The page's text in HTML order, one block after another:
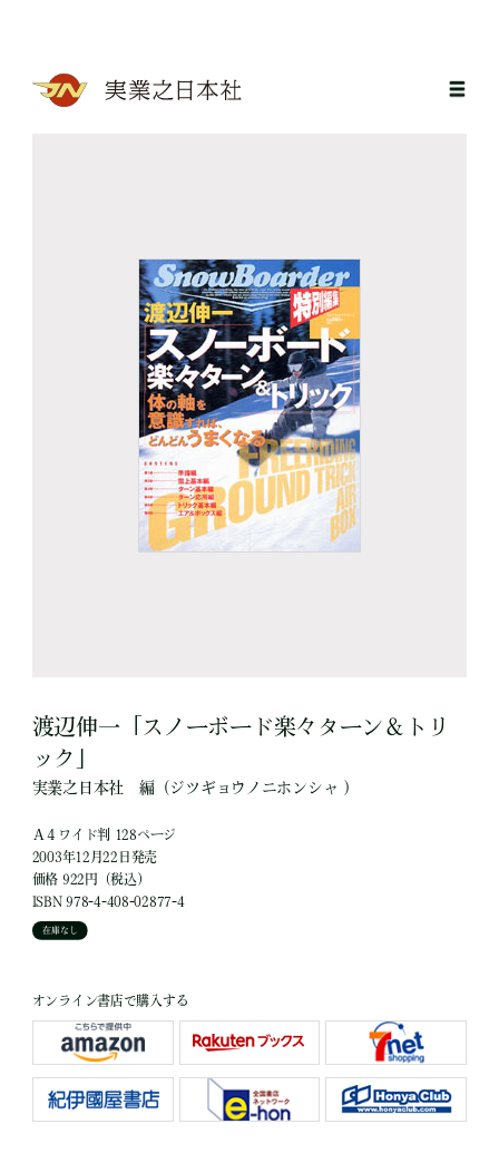
渡辺伸一「スノーボード楽々ターン＆トリ
ック」
実業之日本社 編（ジツギョウノニホンシャ ）
Ａ４ワイド判 128ページ
2003年12月22日発売
価格 922円（税込）
ISBN 978-4-408-02877-4
在庫なし
オンライン書店で購入する